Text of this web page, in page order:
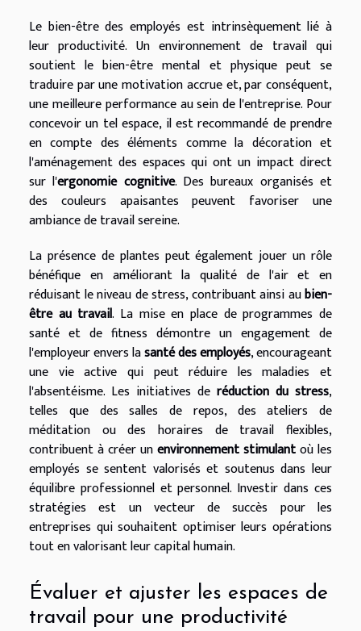
Le bien-être des employés est intrinsèquement lié à
leur productivité. Un environnement de travail qui
soutient le bien-être mental et physique peut se
traduire par une motivation accrue et, par conséquent,
une meilleure performance au sein de l'entreprise. Pour
concevoir un tel espace, il est recommandé de prendre
en compte des éléments comme la décoration et
l'aménagement des espaces qui ont un impact direct
sur l'ergonomie cognitive. Des bureaux organisés et
des couleurs apaisantes peuvent favoriser une
ambiance de travail sereine.
La présence de plantes peut également jouer un rôle
bénéfique en améliorant la qualité de l'air et en
réduisant le niveau de stress, contribuant ainsi aubien-
être au travail. La mise en place de programmes de
santé et de fitness démontre un engagement de
l'employeur envers lasanté des employés, encourageant
une vie active qui peut réduire les maladies et
l'absentéisme. Les initiatives de réduction du stress,
telles que des salles de repos, des ateliers de
méditation ou des horaires de travail flexibles,
contribuent à créer unenvironnement stimulantoù les
employés se sentent valorisés et soutenus dans leur
équilibre professionnel et personnel. Investir dans ces
stratégies est un vecteur de succès pour les
entreprises qui souhaitent optimiser leurs opérations
tout en valorisant leur capital humain.
Évaluer et ajuster les espaces de
travail pour une productivité